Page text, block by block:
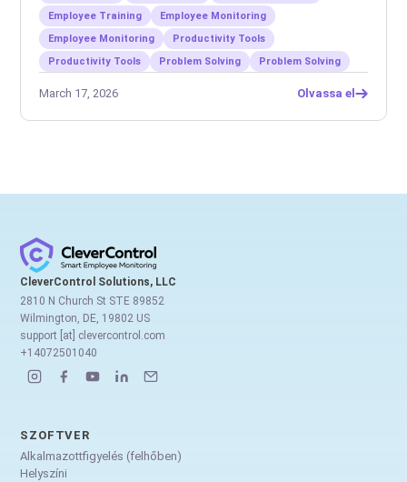
Employee Training
Employee Monitoring
Employee Monitoring
Productivity Tools
Productivity Tools
Problem Solving Problem Solving
March 17, 2026 Olvassa el
CleverControl Solutions, LLC
2810 N Church St STE 89852
Wilmington, DE, 19802 US
support [at] clevercontrol.com
+14072501040
SZOFTVER
Alkalmazottfigyelés (felhőben)
Helyszíni